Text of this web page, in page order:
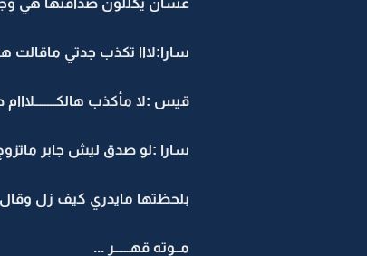
عشان يكللون صداقتها هي
سارا:لااا تكذب جدتي ماقالت
قيس :لا مأكذب هالكــــــــلااام
سارا :لو صدق ليش جابر ماتزوج
بلحظتها مايدري كيف زل وقال
مــوته قهــــــر ...